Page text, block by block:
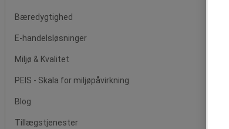
Bæredygtighed
E-handelsløsninger
Miljø & Kvalitet
PEIS - Skala for miljøpåvirkning
Blog
Tillægstjenester